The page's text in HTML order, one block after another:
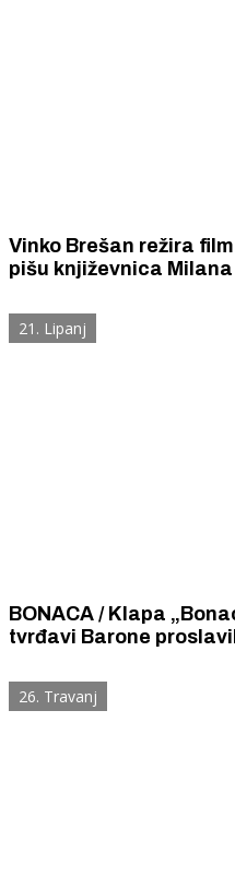
Vinko Brešan režira
pišu književnica
Žalica.
21. Lipanj
BONACA / Klapa
tvrđavi Barone
26. Travanj